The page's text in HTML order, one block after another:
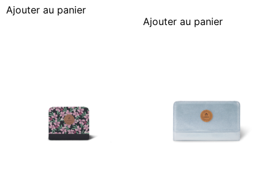
Ajouter au panier
Ajouter au panier